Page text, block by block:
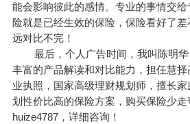
能会影响彼此的感情。专业的事情交
险就是已经生效的保险，保险看好了
远对比不完！
最后，个人广告时间，我叫陈明华
丰富的产品解读和对比能力，担任慧
业执照，国家高级理财规划师，擅长
划性价比高的保险方案，购买保险少走
huize4787，详细咨询！